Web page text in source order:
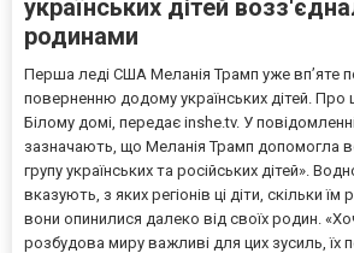
українських дітей
родинами
Перша леді США Меланія Трамп уже впʼяте
поверненню додому українських дітей. Про
Білому домі, передає inshe.tv. У
зазначають, що Меланія Трамп допомогла
групу українських та російських дітей».
вказують, з яких регіонів ці діти, скільки їм
вони опинилися далеко від своїх родин.
розбудова миру важливі для цих зусиль, їх